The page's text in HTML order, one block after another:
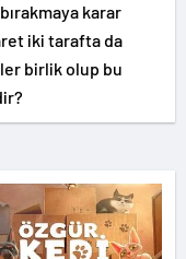
karar
iki tarafta da
birlik olup bu